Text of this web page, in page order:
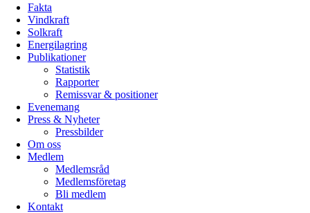
Fakta
Vindkraft
Solkraft
Energilagring
Publikationer
Statistik
Rapporter
Remissvar & positioner
Evenemang
Press & Nyheter
Pressbilder
Om oss
Medlem
Medlemsråd
Medlemsföretag
Bli medlem
Kontakt